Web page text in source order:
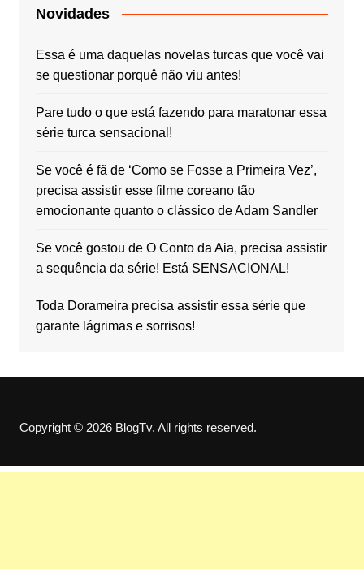
Novidades
Essa é uma daquelas novelas turcas que você vai
se questionar porquê não viu antes!
Pare tudo o que está fazendo para maratonar essa
série turca sensacional!
Se você é fã de ‘Como se Fosse a Primeira Vez’,
precisa assistir esse filme coreano tão
emocionante quanto o clássico de Adam Sandler
Se você gostou de O Conto da Aia, precisa assistir
a sequência da série! Está SENSACIONAL!
Toda Dorameira precisa assistir essa série que
garante lágrimas e sorrisos!
Copyright © 2026 BlogTv. All rights reserved.